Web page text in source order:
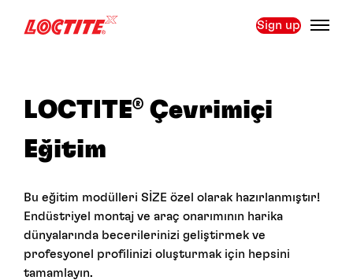
Sign up
LOCTITE® Çevrimiçi
Eğitim
Bu eğitim modülleri SİZE özel olarak hazırlanmıştır!
Endüstriyel montaj ve araç onarımının harika
dünyalarında becerilerinizi geliştirmek ve
profesyonel profilinizi oluşturmak için hepsini
tamamlayın.